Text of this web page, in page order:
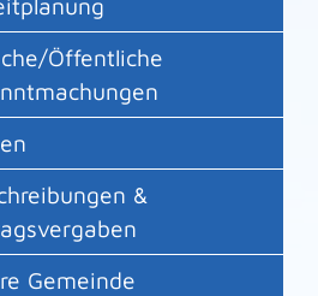
Öffentliche
&
Gemeinde